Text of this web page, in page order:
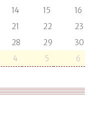
14 15
16
21 22
23
28 29
30
4 5 6